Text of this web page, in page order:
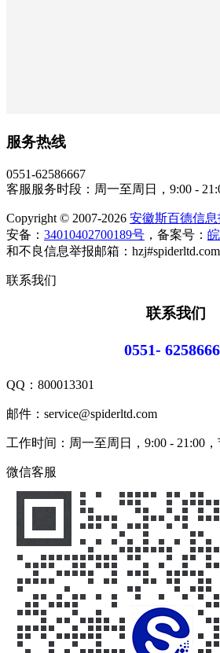
服务热线
0551-62586667
客服服务时段：周一至周日，9:00 -
Copyright © 2007-2026 安徽斯百德信息
安备： 34010402700189号 ，备案号：
和不良信息举报邮箱：hzj#spiderltd.com
联系我们
联系我们
0551-
QQ： 800013301
邮件：service@spiderltd.com
工作时间：周一至周日，9:00 - 21:00
微信客服